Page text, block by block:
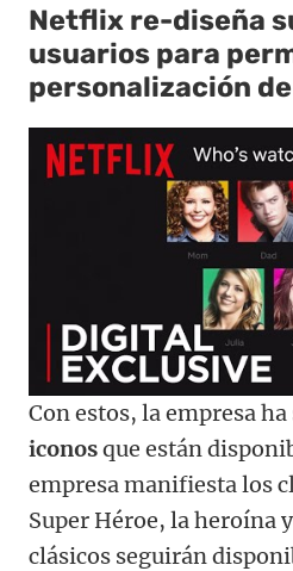
Netflix re-diseña
usuarios para
personalización
Con estos, la empresa
iconosque están
empresa manifiesta los
Super Héroe, la heroína
clásicos seguirán